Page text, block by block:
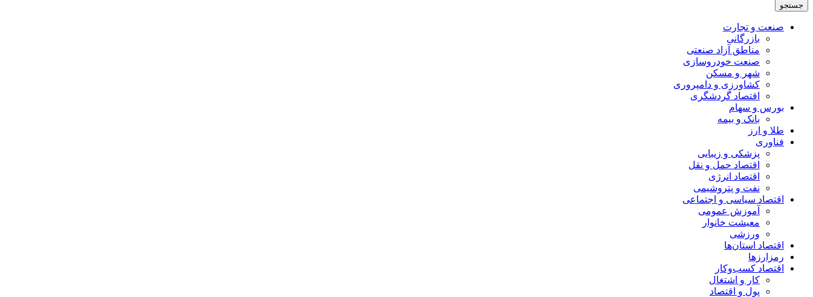
جستجو
صنعت و تجارت
بازرگانی
مناطق آزاد صنعتی
صنعت خودروسازی
شهر و مسکن
کشاورزی و دامپروری
اقتصاد گردشگری
بورس و سهام
بانک و بیمه
طلا و ارز
فناوری
پزشکی و زیبایی
اقتصاد حمل و نقل
اقتصاد انرژی
نفت و پتروشیمی
اقتصاد سیاسی و اجتماعی
آموزش عمومی
معیشت خانوار
ورزشی
اقتصاد استان‌ها
رمزارزها
اقتصاد کسب‌و‌کار
کار و اشتغال
پول و اقتصاد